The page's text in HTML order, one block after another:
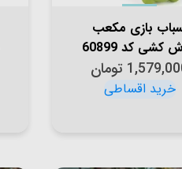
بازی مکعب
کشی کد 60899
تومان